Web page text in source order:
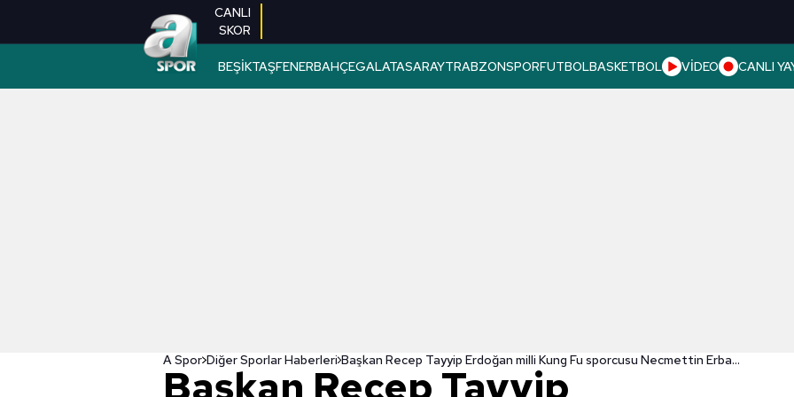
CANLI
SKOR
BEŞİKTAŞFENERBAHÇEGALATASARAYTRABZONSPORFUTBOLBASKETBOL VİDEO CANLI
A Spor Diğer Sporlar Haberleri Başkan Recep Tayyip Erdoğan milli Kung Fu sporcusu Necmettin Erbakan Akyüz ile görüştü
Başkan Recep Tayyip